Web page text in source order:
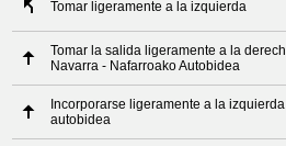
Tomar ligeramente a la izquierda
Tomar la salida ligeramente a la
Navarra - Nafarroako Autobidea
Incorporarse ligeramente a la
autobidea